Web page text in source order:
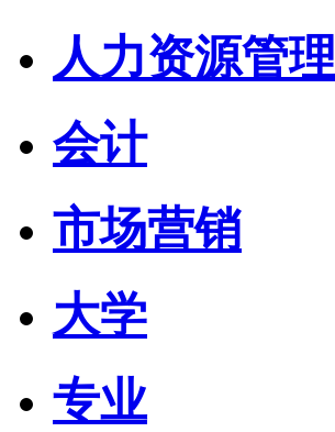
人力资源管理
会计
市场营销
大学
专业